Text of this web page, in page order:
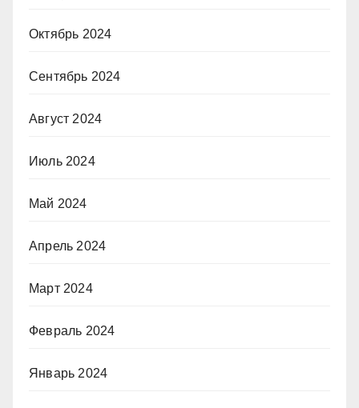
Октябрь 2024
Сентябрь 2024
Август 2024
Июль 2024
Май 2024
Апрель 2024
Март 2024
Февраль 2024
Январь 2024